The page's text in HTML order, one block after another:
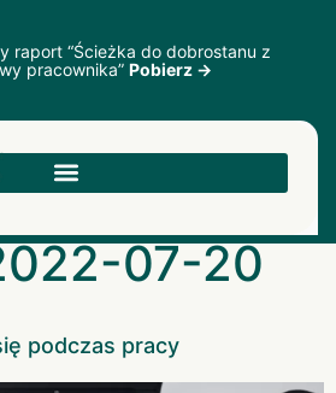
raport “Ścieżka do dobrostanu z
pracownika” Pobierz →
07-20
podczas pracy